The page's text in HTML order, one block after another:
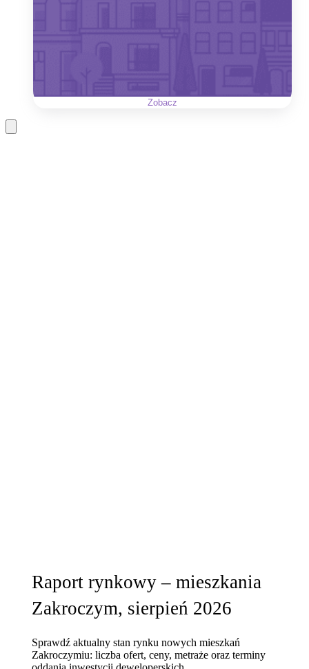
Zobacz
Raport rynkowy – mieszkania
Zakroczym, sierpień 2026
Sprawdź aktualny stan rynku nowych mieszkań
Zakroczymiu: liczba ofert, ceny, metraże oraz terminy